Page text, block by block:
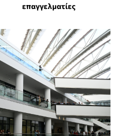
επαγγελματίες